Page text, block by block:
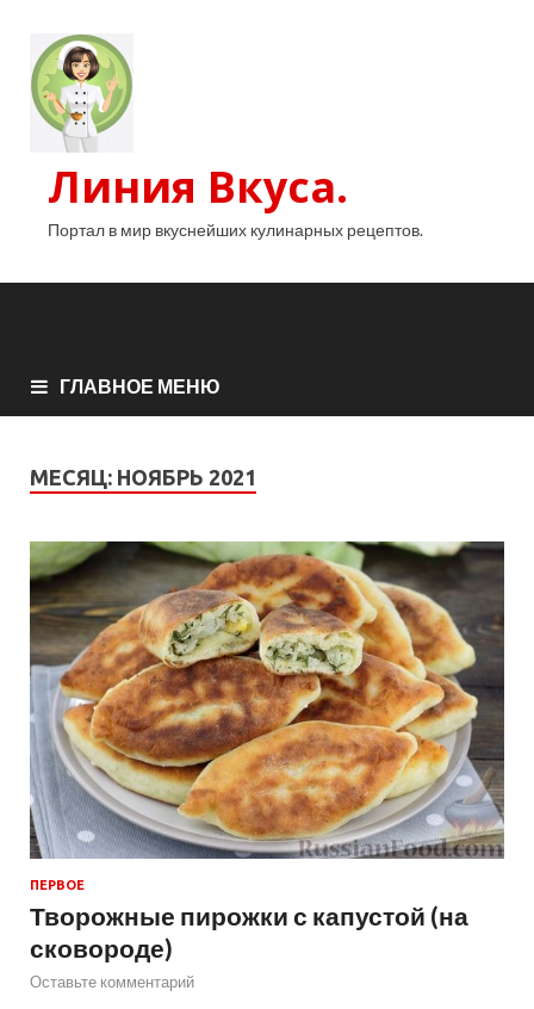
Линия Вкуса.
Портал в мир вкуснейших кулинарных рецептов.
ГЛАВНОЕ МЕНЮ
МЕСЯЦ: НОЯБРЬ 2021
ПЕРВОЕ
Творожные пирожки с капустой (на
сковороде)
Оставьте комментарий